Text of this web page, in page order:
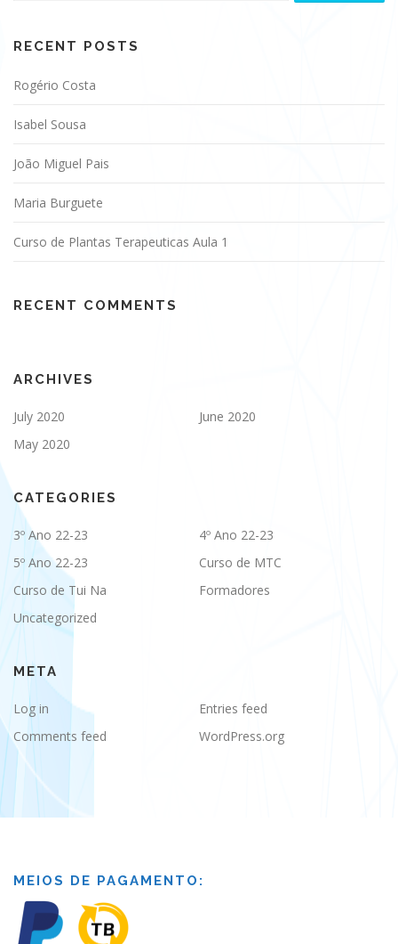
RECENT POSTS
Rogério Costa
Isabel Sousa
João Miguel Pais
Maria Burguete
Curso de Plantas Terapeuticas Aula 1
RECENT COMMENTS
ARCHIVES
July 2020
June 2020
May 2020
CATEGORIES
3º Ano 22-23
4º Ano 22-23
5º Ano 22-23
Curso de MTC
Curso de Tui Na
Formadores
Uncategorized
META
Log in
Entries feed
Comments feed
WordPress.org
MEIOS DE PAGAMENTO: